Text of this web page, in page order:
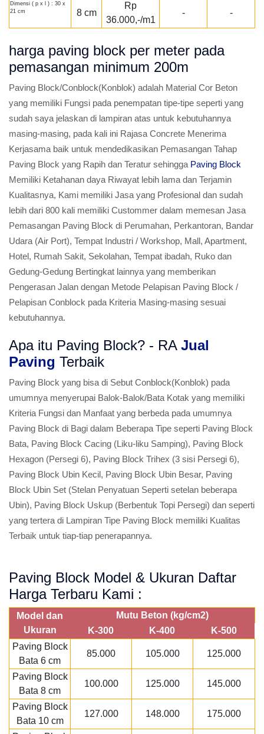
Dimensi ( p x l ) : 30 x
21 cm
8 cm
Rp
36.000,-/m1
- -
harga paving block per meter pada
pemasangan minimum 200m
Paving Block/Conblock(Konblok) adalah Material Cor Beton
yang memiliki Fungsi pada penempatan tipe-tipe seperti yang
sudah saya jelaskan di lampiran atas untuk kebutuhannya
masing-masing, pada kali ini Rajasa Concrete Menerima
Kerjasama baik untuk mendedikasikan Pemasangan Tahap
Paving Block yang Rapih dan Teratur sehingga Paving Block
Memiliki Ketahanan daya Riwayat lebih lama dan Terjamin
Kualitasnya, Kami memiliki Jasa yang Profesional dan sudah
lebih dari 800 kali memiliki Custommer dalam memesan Jasa
Pemasangan Paving Block di Perumahan, Perkantoran, Bandar
Udara (Air Port), Tempat Industri / Workshop, Mall, Apartment,
Hotel, Rumah Sakit, Sekolahan, Tempat ibadah, Ruko dan
Gedung-Gedung Bertingkat lainnya yang memberikan
Pengerasan Jalan dengan Metode Pelapisan Paving Block /
Pelapisan Conblock pada Kriteria Masing-masing sesuai
kebutuhannya.
Apa itu Paving Block? - RA Jual
Paving Terbaik
Paving Block yang bisa di Sebut Conblock(Konblok) pada
umumnya menyerupai Balok-Balok/Bata Kotak yang memiliki
Kriteria Fungsi dan Manfaat yang berbeda pada umumnya
Paving Block di Bagi dalam Beberapa Tipe seperti Paving Block
Bata, Paving Block Cacing (Liku-liku Samping), Paving Block
Hexagon (Persegi 6), Paving Block Trihex (3 sisi Persegi 6),
Paving Block Ubin Kecil, Paving Block Ubin Besar, Paving
Block Ubin Set (Stelan Penyatuan Seperti setelan beberapa
Ubin), Paving Block Uskup (Berbentuk Topi Persegi) dan seperti
yang tertera di Lampiran Tipe Paving Block memiliki Kualitas
Terbaik untuk tiap-tiap penerapannya.
Paving Block Model & Ukuran Daftar
Harga Terbaru Kami :
Model dan
Ukuran
Mutu Beton (kg/cm2)
K-300
K-400
K-500
Paving Block
Bata 6 cm
85.000 105.000 125.000
Paving Block
Bata 8 cm
100.000 125.000 145.000
Paving Block
Bata 10 cm
127.000 148.000 175.000